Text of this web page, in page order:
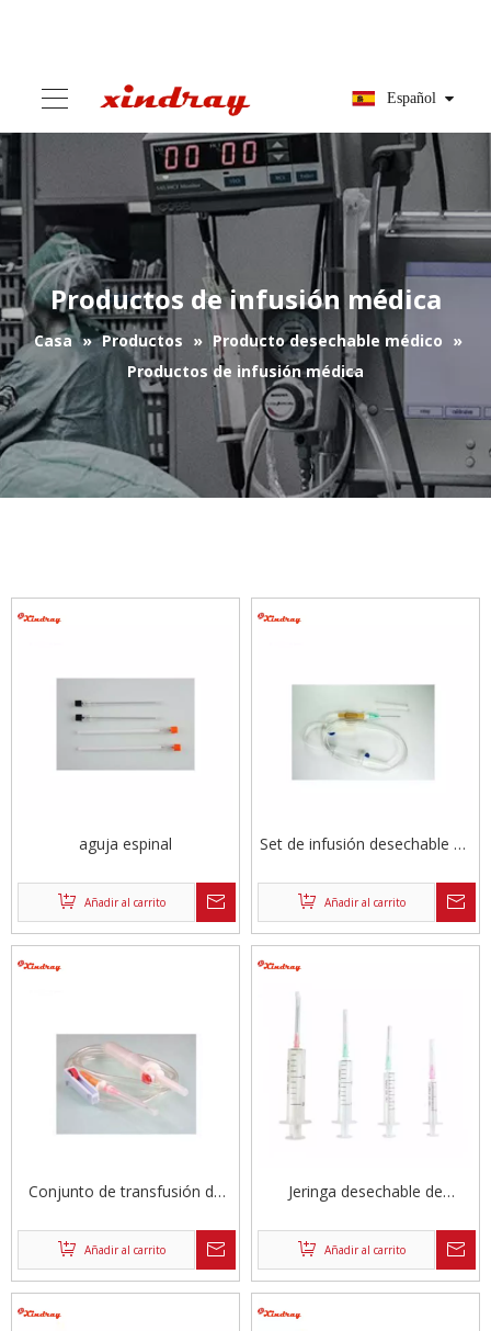
Español
Productos de infusión médica
Casa » Productos » Producto desechable médico »
Productos de infusión médica
aguja espinal
Añadir al carrito
Set de infusión desechable de
Añadir al carrito
Conjunto de transfusión de
Añadir al carrito
Jeringa desechable de
Añadir al carrito